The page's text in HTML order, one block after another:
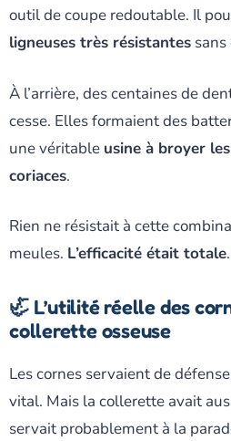
outil de coupe redoutable. Il
ligneuses très résistantes
À l’arrière, des centaines de
cesse. Elles formaient des
une véritable usine à broyer
coriaces.
Rien ne résistait à cette
meules. L’efficacité était totale.
🦏 L’utilité réelle des
collerette osseuse
Les cornes servaient de
vital. Mais la collerette avait
servait probablement à la